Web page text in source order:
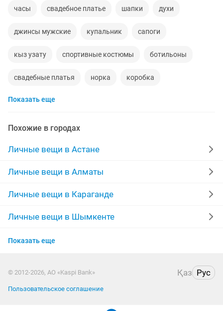
часы свадебное платье шапки духи
джинсы мужские купальник сапоги
кыз узату спортивные костюмы ботильоны
свадебные платья норка коробка
нано бальзам
парики спортивный костюм женский
турецкие платья натуральные волосы
зимние пуховики дорожный
демисезонные куртки двойка
узату дубленки натуральные
Показать еще
Похожие в городах
Личные вещи в Астане
Личные вещи в Алматы
Личные вещи в Караганде
Личные вещи в Шымкенте
Личные вещи в Актобе
Личные вещи в Уральске
Личные вещи в Казахстане
Показать еще
© 2012-2026, АО «Kaspi Bank» Қаз Рус
Пользовательское соглашение